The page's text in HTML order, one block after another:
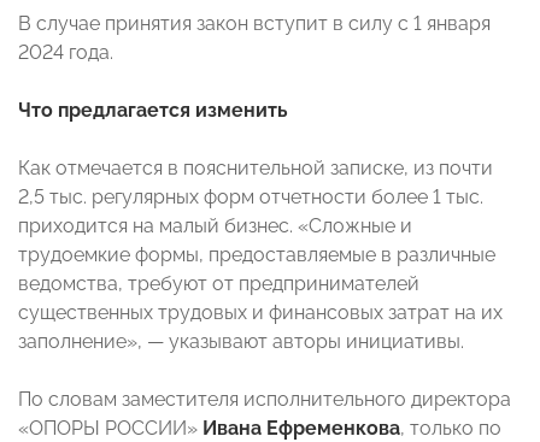
В случае принятия закон вступит в силу с 1 января
2024 года.
Что предлагается изменить
Как отмечается в пояснительной записке, из почти
2,5 тыс. регулярных форм отчетности более 1 тыс.
приходится на малый бизнес. «Сложные и
трудоемкие формы, предоставляемые в различные
ведомства, требуют от предпринимателей
существенных трудовых и финансовых затрат на их
заполнение», — указывают авторы инициативы.
По словам заместителя исполнительного директора
«ОПОРЫ РОССИИ» Ивана Ефременкова, только по